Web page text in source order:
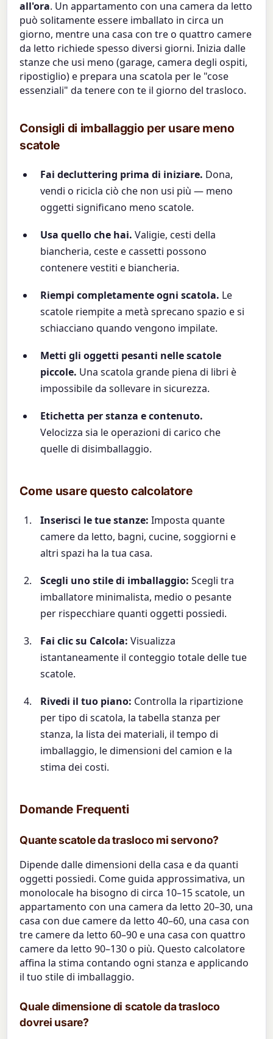
all'ora. Un appartamento con una camera da letto
può solitamente essere imballato in circa un
giorno, mentre una casa con tre o quattro camere
da letto richiede spesso diversi giorni. Inizia dalle
stanze che usi meno (garage, camera degli ospiti,
ripostiglio) e prepara una scatola per le "cose
essenziali" da tenere con te il giorno del trasloco.
Consigli di imballaggio per usare meno
scatole
Fai decluttering prima di iniziare. Dona,
vendi o ricicla ciò che non usi più — meno
oggetti significano meno scatole.
Usa quello che hai. Valigie, cesti della
biancheria, ceste e cassetti possono
contenere vestiti e biancheria.
Riempi completamente ogni scatola. Le
scatole riempite a metà sprecano spazio e si
schiacciano quando vengono impilate.
Metti gli oggetti pesanti nelle scatole
piccole. Una scatola grande piena di libri è
impossibile da sollevare in sicurezza.
Etichetta per stanza e contenuto.
Velocizza sia le operazioni di carico che
quelle di disimballaggio.
Come usare questo calcolatore
Inserisci le tue stanze: Imposta quante
camere da letto, bagni, cucine, soggiorni e
altri spazi ha la tua casa.
Scegli uno stile di imballaggio: Scegli tra
imballatore minimalista, medio o pesante
per rispecchiare quanti oggetti possiedi.
Fai clic su Calcola: Visualizza
istantaneamente il conteggio totale delle tue
scatole.
Rivedi il tuo piano: Controlla la ripartizione
per tipo di scatola, la tabella stanza per
stanza, la lista dei materiali, il tempo di
imballaggio, le dimensioni del camion e la
stima dei costi.
Domande Frequenti
Quante scatole da trasloco mi servono?
Dipende dalle dimensioni della casa e da quanti
oggetti possiedi. Come guida approssimativa, un
monolocale ha bisogno di circa 10–15 scatole, un
appartamento con una camera da letto 20–30, una
casa con due camere da letto 40–60, una casa con
tre camere da letto 60–90 e una casa con quattro
camere da letto 90–130 o più. Questo calcolatore
affina la stima contando ogni stanza e applicando
il tuo stile di imballaggio.
Quale dimensione di scatole da trasloco
dovrei usare?